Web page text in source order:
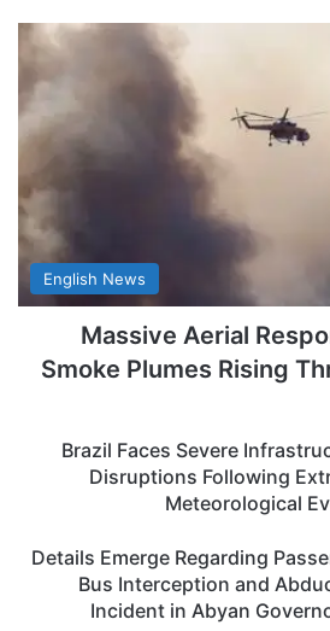
English News
Massive Aerial
Smoke Plumes Rising
Brazil Faces Severe
Disruptions Following
Meteorological
Details Emerge Regarding
Bus Interception and
Incident in Abyan